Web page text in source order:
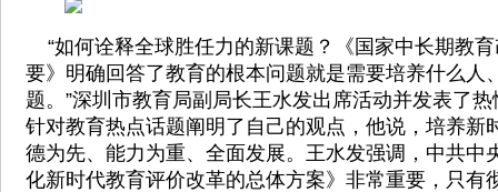
“如何诠释全球胜任力的新课题？《国家中长期教
要》明确回答了教育的根本问题就是需要培养什么人
题。”深圳市教育局副局长王水发出席活动并发表了
针对教育热点话题阐明了自己的观点，他说，培养新
德为先、能力为重、全面发展。王水发强调，中共中
化新时代教育评价改革的总体方案》非常重要，只有